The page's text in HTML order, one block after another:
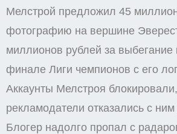
Мелстрой предложил 45
фотографию на вершине
миллионов рублей за выбегание
финале Лиги чемпионов с его
Аккаунты Мелстроя
рекламодатели отказались с ним
Блогер надолго пропал с